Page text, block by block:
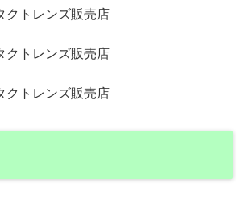
クトレンズ販売店
クトレンズ販売店
クトレンズ販売店